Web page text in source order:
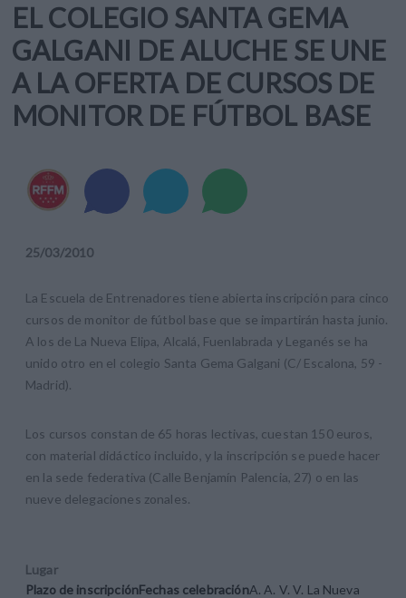
EL COLEGIO SANTA GEMA
GALGANI DE ALUCHE SE UNE
A LA OFERTA DE CURSOS DE
MONITOR DE FÚTBOL BASE
25/03/2010
La Escuela de Entrenadores tiene abierta inscripción para cinco
cursos de monitor de fútbol base que se impartirán hasta junio.
A los de La Nueva Elipa, Alcalá, Fuenlabrada y Leganés se ha
unido otro en el colegio Santa Gema Galgani (C/ Escalona, 59 -
Madrid).
Los cursos constan de 65 horas lectivas, cuestan 150 euros,
con material didáctico incluido, y la inscripción se puede hacer
en la sede federativa (Calle Benjamín Palencia, 27) o en las
nueve delegaciones zonales.
Lugar
Plazo de inscripciónFechas celebraciónA. A. V. V. La Nueva